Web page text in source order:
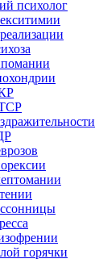
психолог
горячки